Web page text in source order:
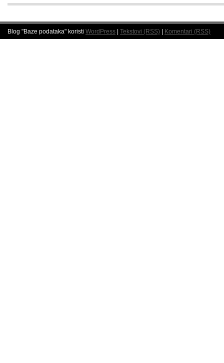
Blog "Baze podataka" koristi WordPress Tekstovi (RSS) Komentari (RSS)